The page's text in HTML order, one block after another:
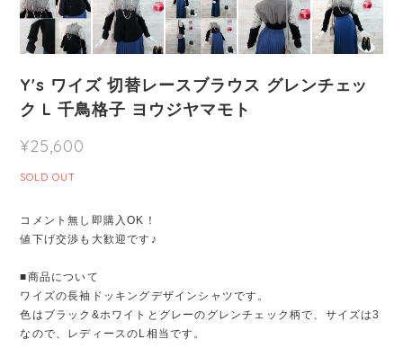
Y's ワイズ 切替レースブラウス グレンチェッ
ク L 千鳥格子 ヨウジヤマモト
¥25,600
SOLD OUT
コメント無し即購入OK！
値下げ交渉も大歓迎です♪
■商品について
ワイズの長袖ドッキングデザインシャツです。
色はブラック&ホワイトとグレーのグレンチェック柄で、サイズは3
なので、レディースのL相当です。